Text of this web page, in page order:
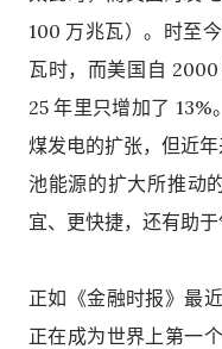
100 万兆瓦）。时至
瓦时，而美国自
25 年里只增加了
煤发电的扩张，但近
池能源的扩大所推动
宜、更快捷，还有助于
正如《金融时报》最
正在成为世界上第一